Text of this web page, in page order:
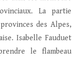
La partie
des Alpes,
Isabelle Fauduet
le flambeau